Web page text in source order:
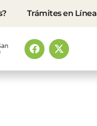
Trámites en Línea
F
a
e
X
-
w